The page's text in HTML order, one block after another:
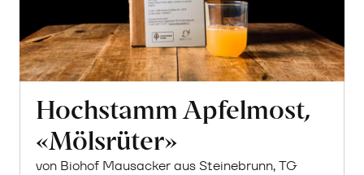
Hochstamm Apfelmost,
«Mölsrüter»
von Biohof Mausacker aus Steinebrunn, TG